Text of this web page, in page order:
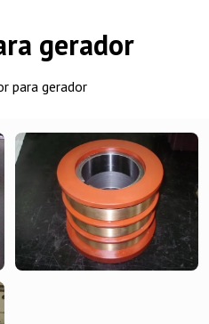
para gerador
gerador